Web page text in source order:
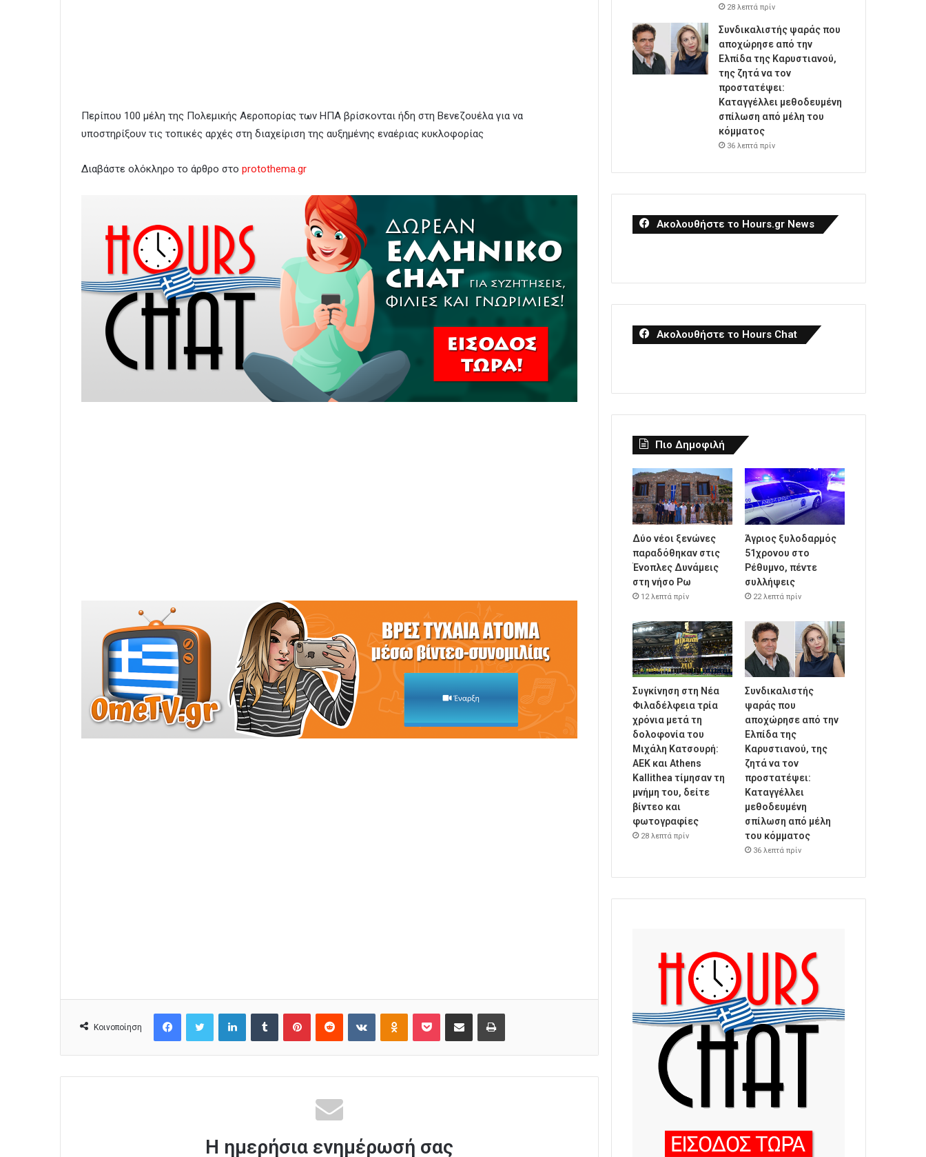
Περίπου 100 μέλη της Πολεμικής Αεροπορίας των ΗΠΑ βρίσκονται ήδη στη Βενεζουέλα για να
υποστηρίξουν τις τοπικές αρχές στη διαχείριση της αυξημένης εναέριας κυκλοφορίας
Διαβάστε ολόκληρο το άρθρο στο protothema.gr
Κοινοποίηση
Η ημερήσια ενημέρωσή σας
28 λεπτά πρίν
Συνδικαλιστής ψαράς που
αποχώρησε από την
Ελπίδα της Καρυστιανού,
της ζητά να τον
προστατέψει:
Καταγγέλλει μεθοδευμένη
σπίλωση από μέλη του
κόμματος
36 λεπτά πρίν
Ακολουθήστε το Hours.gr News
Ακολουθήστε το Hours Chat
Πιο Δημοφιλή
Δύο νέοι ξενώνες
παραδόθηκαν στις
Ένοπλες Δυνάμεις
στη νήσο Ρω
12 λεπτά πρίν
Άγριος ξυλοδαρμός
51χρονου στο
Ρέθυμνο, πέντε
συλλήψεις
22 λεπτά πρίν
Συγκίνηση στη Νέα
Φιλαδέλφεια τρία
χρόνια μετά τη
δολοφονία του
Μιχάλη Κατσουρή:
ΑΕΚ και Athens
Kallithea τίμησαν τη
μνήμη του, δείτε
βίντεο και
φωτογραφίες
28 λεπτά πρίν
Συνδικαλιστής
ψαράς που
αποχώρησε από την
Ελπίδα της
Καρυστιανού, της
ζητά να τον
προστατέψει:
Καταγγέλλει
μεθοδευμένη
σπίλωση από μέλη
του κόμματος
36 λεπτά πρίν